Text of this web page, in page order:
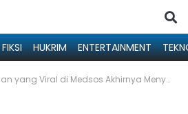
FIKSI HUKRIM ENTERTAINMENT
di Medsos Akhirnya Menyerahkan Diri ke Polres Sumenep